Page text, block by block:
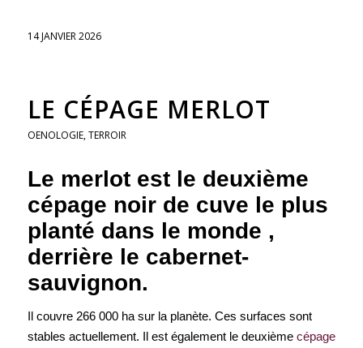
14 JANVIER 2026
LE CÉPAGE MERLOT
OENOLOGIE,TERROIR
Le merlot est le deuxième
cépage noir de cuve le plus
planté dans le monde ,
derrière le cabernet-
sauvignon.
Il couvre 266 000 ha sur la planète. Ces surfaces sont
stables actuellement. Il est également le deuxième cépage